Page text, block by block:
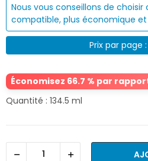
Nous vous conseillons de
compatible, plus économique
Prix par page
Économisez 66.7 % par
Quantité : 134.5 ml